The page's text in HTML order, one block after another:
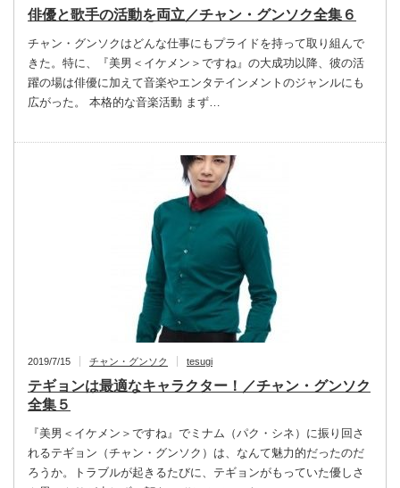
俳優と歌手の活動を両立／チャン・グンソク全集６
チャン・グンソクはどんな仕事にもプライドを持って取り組んで
きた。特に、『美男＜イケメン＞ですね』の大成功以降、彼の活
躍の場は俳優に加えて音楽やエンタテインメントのジャンルにも
広がった。 本格的な音楽活動 まず…
2019/7/15 チャン・グンソク tesugi
テギョンは最適なキャラクター！／チャン・グンソク
全集５
『美男＜イケメン＞ですね』でミナム（パク・シネ）に振り回さ
れるテギョン（チャン・グンソク）は、なんて魅力的だったのだ
ろうか。トラブルが起きるたびに、テギョンがもっていた優しさ